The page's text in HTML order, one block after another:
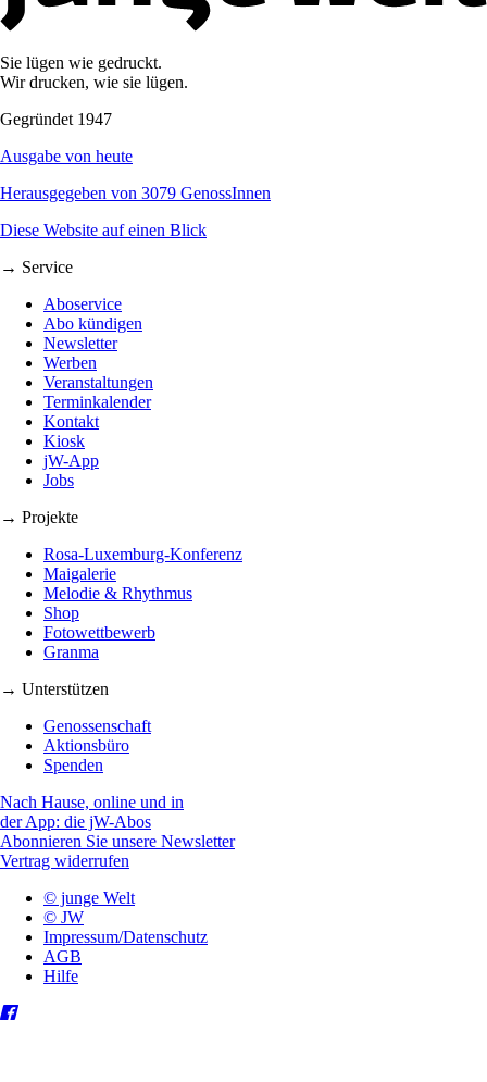
Sie lügen wie gedruckt.
Wir drucken, wie sie lügen.
Gegründet 1947
Ausgabe von heute
Herausgegeben von 3079 GenossInnen
Diese Website auf einen Blick
→ Service
Aboservice
Abo kündigen
Newsletter
Werben
Veranstaltungen
Terminkalender
Kontakt
Kiosk
jW-App
Jobs
→ Projekte
Rosa-Luxemburg-Konferenz
Maigalerie
Melodie & Rhythmus
Shop
Fotowettbewerb
Granma
→ Unterstützen
Genossenschaft
Aktionsbüro
Spenden
Nach Hause, online und in
der App: die jW-Abos
Abonnieren Sie unsere Newsletter
Vertrag widerrufen
© junge Welt
© JW
Impressum/Datenschutz
AGB
Hilfe